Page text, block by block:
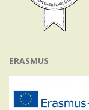
ERASMUS